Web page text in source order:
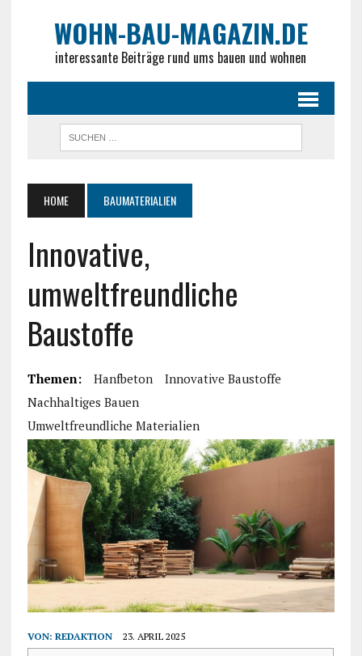
WOHN-BAU-MAGAZIN.DE
interessante Beiträge rund ums bauen und wohnen
HOME BAUMATERIALIEN
Innovative,
umweltfreundliche
Baustoffe
Themen: Hanfbeton
Innovative Baustoffe
Nachhaltiges Bauen
Umweltfreundliche Materialien
VON: REDAKTION 23. APRIL 2025